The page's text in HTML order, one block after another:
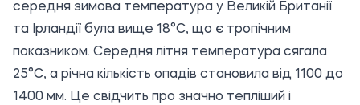
середня зимова температура у Великій Британії
та Ірландії була вище 18°C, що є тропічним
показником. Середня літня температура сягала
25°C, а річна кількість опадів становила від 1100 до
1400 мм. Це свідчить про значно тепліший і